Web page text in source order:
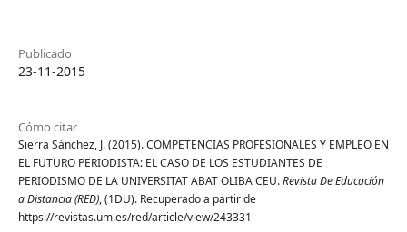
Publicado
23-11-2015
Cómo citar
Sierra Sánchez, J. (2015). COMPETENCIAS PROFESIONALES Y EMPLEO EN
EL FUTURO PERIODISTA: EL CASO DE LOS ESTUDIANTES DE
PERIODISMO DE LA UNIVERSITAT ABAT OLIBA CEU.Revista De Educación
a Distancia (RED), (1DU). Recuperado a partir de
https://revistas.um.es/red/article/view/243331